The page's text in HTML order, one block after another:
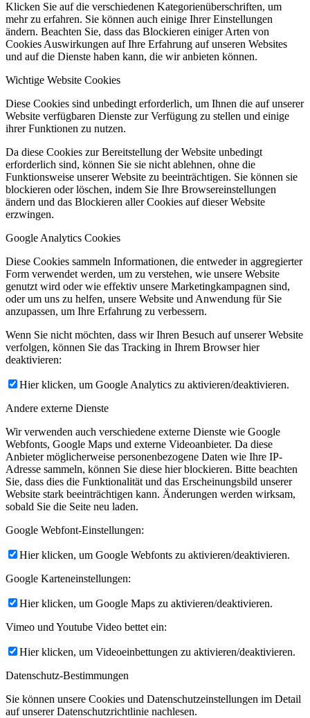
Klicken Sie auf die verschiedenen Kategorienüberschriften, um
mehr zu erfahren. Sie können auch einige Ihrer Einstellungen
ändern. Beachten Sie, dass das Blockieren einiger Arten von
Cookies Auswirkungen auf Ihre Erfahrung auf unseren Websites
und auf die Dienste haben kann, die wir anbieten können.
Wichtige Website Cookies
Diese Cookies sind unbedingt erforderlich, um Ihnen die auf unserer
Website verfügbaren Dienste zur Verfügung zu stellen und einige
ihrer Funktionen zu nutzen.
Da diese Cookies zur Bereitstellung der Website unbedingt
erforderlich sind, können Sie sie nicht ablehnen, ohne die
Funktionsweise unserer Website zu beeinträchtigen. Sie können sie
blockieren oder löschen, indem Sie Ihre Browsereinstellungen
ändern und das Blockieren aller Cookies auf dieser Website
erzwingen.
Google Analytics Cookies
Diese Cookies sammeln Informationen, die entweder in aggregierter
Form verwendet werden, um zu verstehen, wie unsere Website
genutzt wird oder wie effektiv unsere Marketingkampagnen sind,
oder um uns zu helfen, unsere Website und Anwendung für Sie
anzupassen, um Ihre Erfahrung zu verbessern.
Wenn Sie nicht möchten, dass wir Ihren Besuch auf unserer Website
verfolgen, können Sie das Tracking in Ihrem Browser hier
deaktivieren:
Hier klicken, um Google Analytics zu aktivieren/deaktivieren.
Andere externe Dienste
Wir verwenden auch verschiedene externe Dienste wie Google
Webfonts, Google Maps und externe Videoanbieter. Da diese
Anbieter möglicherweise personenbezogene Daten wie Ihre IP-
Adresse sammeln, können Sie diese hier blockieren. Bitte beachten
Sie, dass dies die Funktionalität und das Erscheinungsbild unserer
Website stark beeinträchtigen kann. Änderungen werden wirksam,
sobald Sie die Seite neu laden.
Google Webfont-Einstellungen:
Hier klicken, um Google Webfonts zu aktivieren/deaktivieren.
Google Karteneinstellungen:
Hier klicken, um Google Maps zu aktivieren/deaktivieren.
Vimeo und Youtube Video bettet ein:
Hier klicken, um Videoeinbettungen zu aktivieren/deaktivieren.
Datenschutz-Bestimmungen
Sie können unsere Cookies und Datenschutzeinstellungen im Detail
auf unserer Datenschutzrichtlinie nachlesen.